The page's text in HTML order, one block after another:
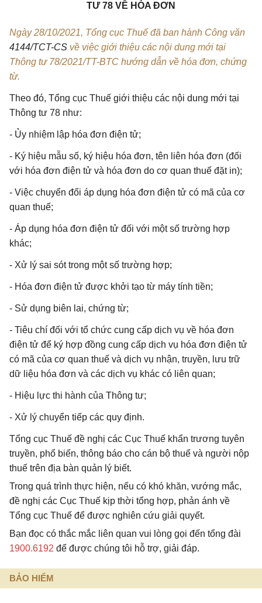
TƯ 78 VỀ HÓA ĐƠN
Ngày 28/10/2021, Tổng cục Thuế đã ban hành Công văn
4144/TCT-CS về việc giới thiệu các nội dung mới tại
Thông tư 78/2021/TT-BTC hướng dẫn về hóa đơn, chứng
từ.
Theo đó, Tổng cục Thuế giới thiệu các nội dung mới tại
Thông tư 78 như:
- Ủy nhiệm lập hóa đơn điện tử;
- Ký hiệu mẫu số, ký hiệu hóa đơn, tên liên hóa đơn (đối
với hóa đơn điện tử và hóa đơn do cơ quan thuế đặt in);
- Việc chuyển đổi áp dụng hóa đơn điện tử có mã của cơ
quan thuế;
- Áp dụng hóa đơn điện tử đối với một số trường hợp
khác;
- Xử lý sai sót trong một số trường hợp;
- Hóa đơn điện tử được khởi tạo từ máy tính tiền;
- Sử dụng biên lai, chứng từ;
- Tiêu chí đối với tổ chức cung cấp dịch vụ về hóa đơn
điện tử để ký hợp đồng cung cấp dịch vụ hóa đơn điện tử
có mã của cơ quan thuế và dịch vụ nhận, truyền, lưu trữ
dữ liệu hóa đơn và các dịch vụ khác có liên quan;
- Hiệu lực thi hành của Thông tư;
- Xử lý chuyển tiếp các quy định.
Tổng cục Thuế đề nghị các Cục Thuế khẩn trương tuyên
truyền, phổ biến, thông báo cho cán bộ thuế và người nộp
thuế trên địa bàn quản lý biết.
Trong quá trình thực hiện, nếu có khó khăn, vướng mắc,
đề nghị các Cục Thuế kịp thời tổng hợp, phản ánh về
Tổng cục Thuế để được nghiên cứu giải quyết.
Bạn đọc có thắc mắc liên quan vui lòng gọi đến tổng đài
1900.6192 để được chúng tôi hỗ trợ, giải đáp.
BẢO HIỂM